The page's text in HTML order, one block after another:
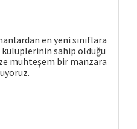
Gemide Yaşam
en yeni sınıflara
sahip olduğu
muhteşem bir manzara